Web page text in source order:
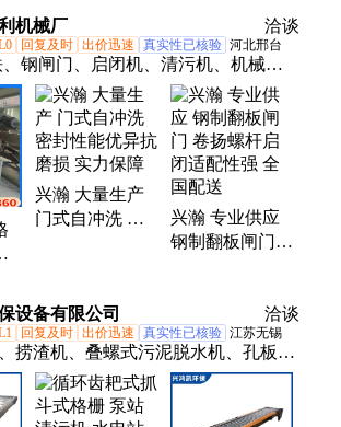
定制 耀隆供应
捞渣机齿耙格栅
机
机械厂 洽谈
回复及时 出价迅速 真实性已核验 河北邢台
、钢闸门、启闭机、清污机、机械格
钢板闸门、铸铁拍门、渠道闸门、复
置、闸门可靠、手动螺杆、不锈钢拍
兴瀚 大量生产
门式自冲洗 密
兴瀚 专业供应
钢制翻板闸门
设备有限公司 洽谈
回复及时 出价迅速 真实性已核验 江苏无锡
捞渣机、叠螺式污泥脱水机、孔板阶
格栅、耙齿格栅、反捞式格栅、转鼓
滤器